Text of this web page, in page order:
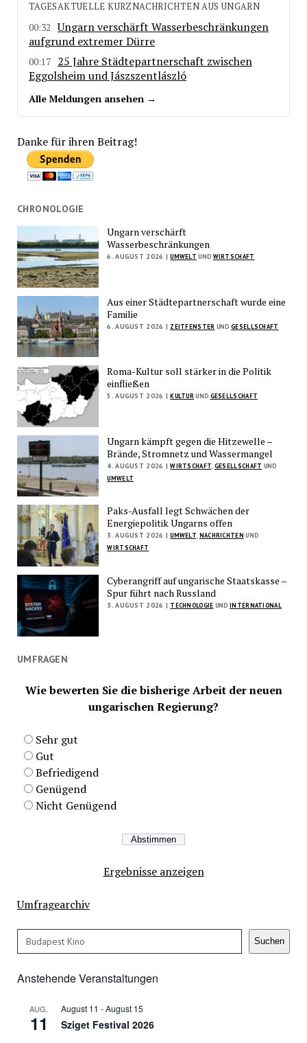
TAGESAKTUELLE KURZNACHRICHTEN AUS UNGARN
00:32
Ungarn verschärft Wasserbeschränkungen
aufgrund extremer Dürre
00:17
25 Jahre Städtepartnerschaft zwischen
Eggolsheim und Jászszentlászló
Alle Meldungen ansehen →
Danke für ihren Beitrag!
CHRONOLOGIE
Ungarn verschärft
Wasserbeschränkungen
6. AUGUST 2026 | UMWELT UND WIRTSCHAFT
Aus einer Städtepartnerschaft wurde eine
Familie
6. AUGUST 2026 | ZEITFENSTER UNDGESELLSCHAFT
Roma-Kultur soll stärker in die Politik
einfließen
5. AUGUST 2026 | KULTURUND GESELLSCHAFT
Ungarn kämpft gegen die Hitzewelle –
Brände, Stromnetz und Wassermangel
4. AUGUST 2026 | WIRTSCHAFT GESELLSCHAFT UND
UMWELT
Paks-Ausfall legt Schwächen der
Energiepolitik Ungarns offen
3. AUGUST 2026 | UMWELT, NACHRICHTEN UND
WIRTSCHAFT
Cyberangriff auf ungarische Staatskasse –
Spur führt nach Russland
3. AUGUST 2026 | TECHNOLOGIE UNDINTERNATIONAL
UMFRAGEN
Wie bewerten Sie die bisherige Arbeit der neuen
ungarischen Regierung?
Sehr gut
Gut
Befriedigend
Genügend
Nicht Genügend
Ergebnisse anzeigen
Umfragearchiv
Suchen Suchen
Anstehende Veranstaltungen
AUG.
11
August 11 -August 15
Sziget Festival 2026